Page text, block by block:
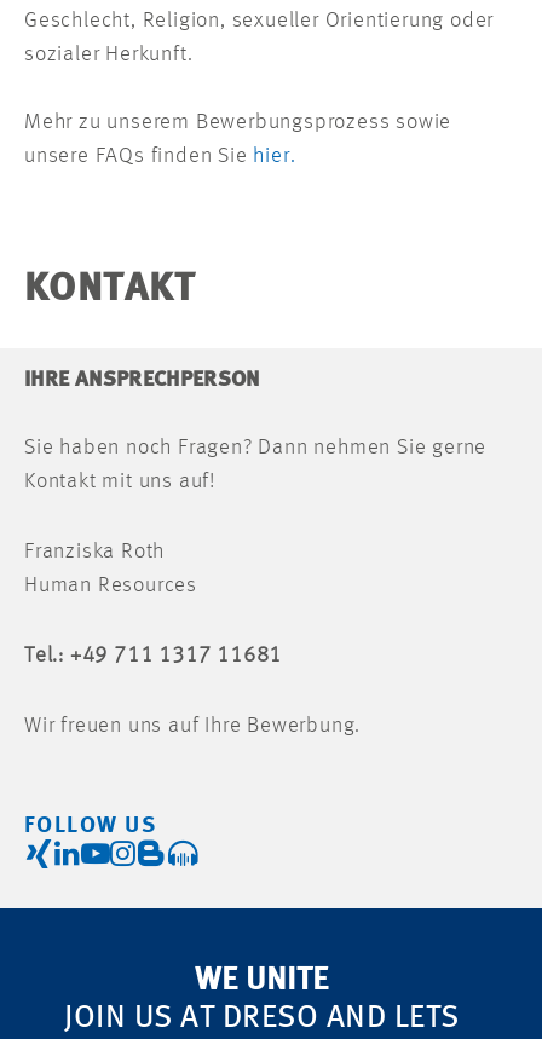
Geschlecht, Religion, sexueller Orientierung oder
sozialer Herkunft.
Mehr zu unserem Bewerbungsprozess sowie
unsere FAQs finden Sie hier.
KONTAKT
IHRE ANSPRECHPERSON
Sie haben noch Fragen? Dann nehmen Sie gerne
Kontakt mit uns auf!
Franziska Roth
Human Resources
Tel.: +49 711 1317 11681
Wir freuen uns auf Ihre Bewerbung.
FOLLOW US
WE UNITE
JOIN US AT DRESO AND LETS